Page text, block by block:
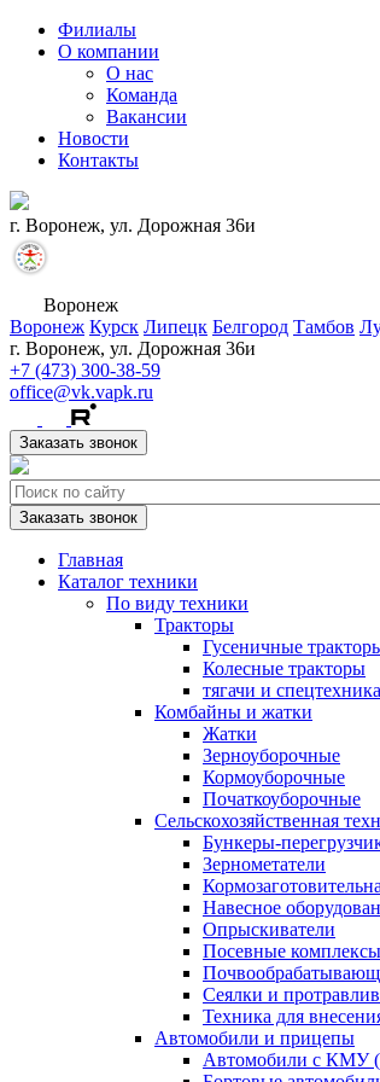
Филиалы
О компании
О нас
Команда
Вакансии
Новости
Контакты
г. Воронеж, ул. Дорожная 36и
Воронеж
Воронеж Курск Липецк Белгород Тамбов
г. Воронеж, ул. Дорожная 36и
+7 (473) 300-38-59
office@vk.vapk.ru
Заказать звонок
Заказать звонок
Главная
Каталог техники
По виду техники
Тракторы
Гусеничные
Колесные тракторы
тягачи и спецтехника
Комбайны и жатки
Жатки
Зерноуборочные
Кормоуборочные
Початкоуборочные
Сельскохозяйственная
Бункеры-
Зернометатели
Навесное
Опрыскиватели
Посевные комплексы
Сеялки и
Техника для
Автомобили и прицепы
Автомобили с КМУ